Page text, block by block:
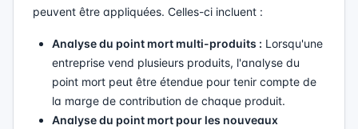
peuvent être appliquées. Celles-ci incluent :
Analyse du point mort multi-produits : Lorsqu'une
entreprise vend plusieurs produits, l'analyse du
point mort peut être étendue pour tenir compte de
la marge de contribution de chaque produit.
Analyse du point mort pour les nouveaux